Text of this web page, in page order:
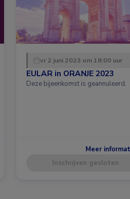
vr 2 juni 2023 om 18:00 uur
EULAR in ORANJE 2023
Deze bijeenkomst is geannuleerd.
Meer
Inschrijven gesloten